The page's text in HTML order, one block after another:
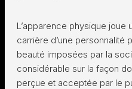
L’apparence physique joue
carrière d’une personnalité
beauté imposées par la
considérable sur la façon
perçue et acceptée par le